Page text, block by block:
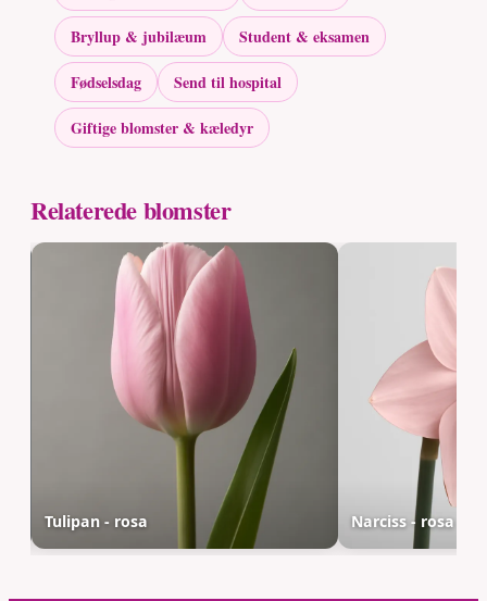
Bryllup & jubilæum
Student & eksamen
Fødselsdag
Send til hospital
Giftige blomster & kæledyr
Relaterede blomster
Tulipan - rosa Narciss - rosa